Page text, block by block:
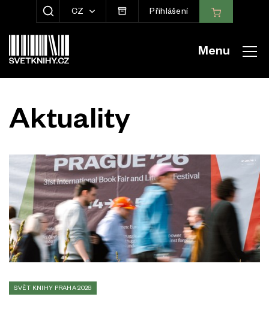
ZOBRAZIT HLEDÁNÍ
CZ Přihlášení
Menu
Aktuality
SVĚT KNIHY PRAHA 2026